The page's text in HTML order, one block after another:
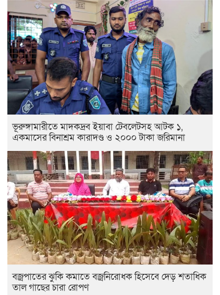
ভূরুঙ্গামারীতে মাদকদ্রব ইয়াবা টেবলেটসহ আটক ১,
একমাসের বিনাশ্রম কারাদণ্ড ও ২০০০ টাকা জরিমানা
বজ্রপাতের ঝুকি কমাতে বজ্রনিরোধক হিসেবে দেড় শতাধিক
তাল গাছের চারা রোপণ